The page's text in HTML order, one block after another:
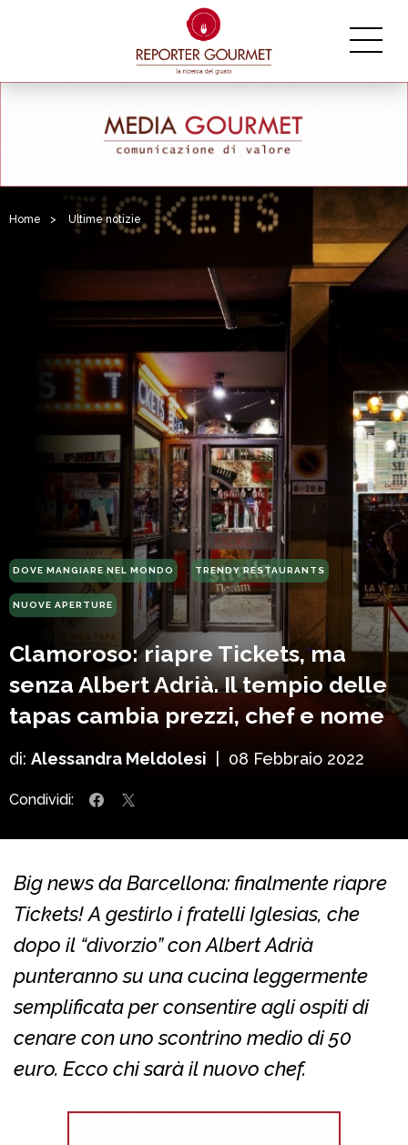
Home > Ultime notizie
DOVE MANGIARE NEL MONDO TRENDY RESTAURANTS
NUOVE APERTURE
Clamoroso: riapre Tickets, ma
senza Albert Adrià. Il tempio delle
tapas cambia prezzi, chef e nome
di: Alessandra Meldolesi 08 Febbraio 2022
Condividi:
Big news da Barcellona: finalmente riapre
Tickets! A gestirlo i fratelli Iglesias, che
dopo il “divorzio” con Albert Adrià
punteranno su una cucina leggermente
semplificata per consentire agli ospiti di
cenare con uno scontrino medio di 50
euro. Ecco chi sarà il nuovo chef.